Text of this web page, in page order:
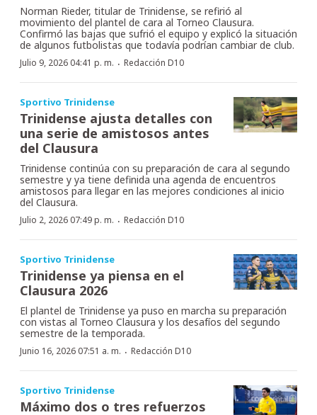
Norman Rieder, titular de Trinidense, se refirió al
movimiento del plantel de cara al Torneo Clausura.
Confirmó las bajas que sufrió el equipo y explicó la situación
de algunos futbolistas que todavía podrían cambiar de club.
Julio 9, 2026 04:41 p. m. · Redacción D10
Sportivo Trinidense
Trinidense ajusta detalles con
una serie de amistosos antes
del Clausura
Trinidense continúa con su preparación de cara al segundo
semestre y ya tiene definida una agenda de encuentros
amistosos para llegar en las mejores condiciones al inicio
del Clausura.
Julio 2, 2026 07:49 p. m. · Redacción D10
Sportivo Trinidense
Trinidense ya piensa en el
Clausura 2026
El plantel de Trinidense ya puso en marcha su preparación
con vistas al Torneo Clausura y los desafíos del segundo
semestre de la temporada.
Junio 16, 2026 07:51 a. m. · Redacción D10
Sportivo Trinidense
Máximo dos o tres refuerzos